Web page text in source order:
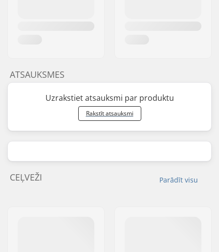
ATSAUKSMES
Uzrakstiet atsauksmi par produktu
Rakstīt atsauksmi
Parādīt visu
CEĻVEŽI